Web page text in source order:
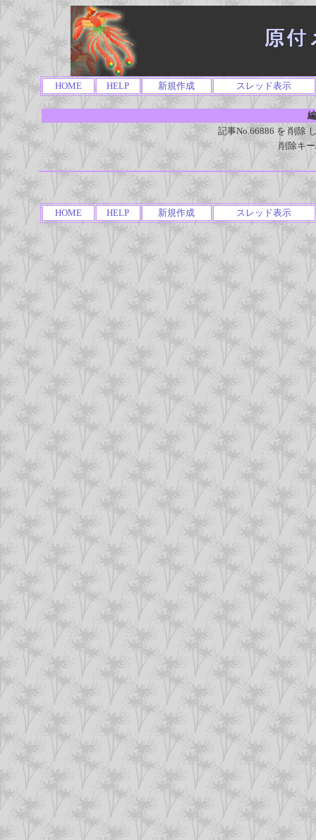
HOME HELP 新規作成 スレッド表示
記事No.66886 を 削除
削除キ
HOME HELP 新規作成 スレッド表示